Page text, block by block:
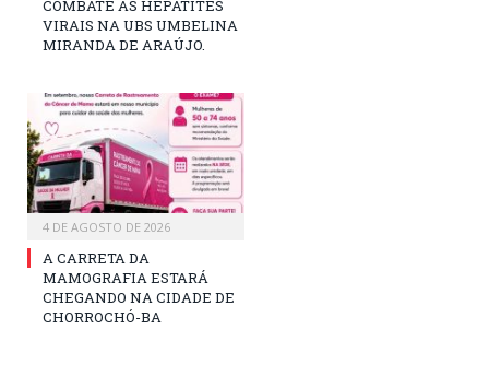
COMBATE AS HEPATITES
VIRAIS NA UBS UMBELINA
MIRANDA DE ARAÚJO.
4 DE AGOSTO DE 2026
A CARRETA DA
MAMOGRAFIA ESTARÁ
CHEGANDO NA CIDADE DE
CHORROCHÓ-BA